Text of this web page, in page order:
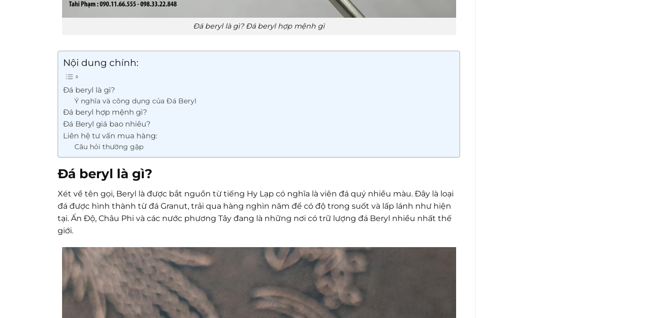
Đá beryl là gì? Đá beryl hợp mệnh gì
Nội dung chính:
Đá beryl là gì?
Ý nghĩa và công dụng của Đá Beryl
Đá beryl hợp mệnh gì?
Đá Beryl giá bao nhiêu?
Liên hệ tư vấn mua hàng:
Câu hỏi thường gặp
Đá beryl là gì?
Xét về tên gọi, Beryl là được bắt nguồn từ tiếng Hy Lạp có nghĩa là viên đá quý nhiều màu. Đây là loại
đá được hình thành từ đá Granut, trải qua hàng nghìn năm để có độ trong suốt và lấp lánh như hiện
tại. Ấn Độ, Châu Phi và các nước phương Tây đang là những nơi có trữ lượng đá Beryl nhiều nhất thế
giới.